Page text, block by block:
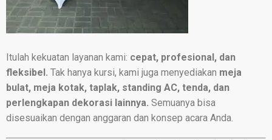
Itulah kekuatan layanan kami: cepat, profesional, dan
fleksibel. Tak hanya kursi, kami juga menyediakan meja
bulat, meja kotak, taplak, standing AC, tenda, dan
perlengkapan dekorasi lainnya. Semuanya bisa
disesuaikan dengan anggaran dan konsep acara Anda.